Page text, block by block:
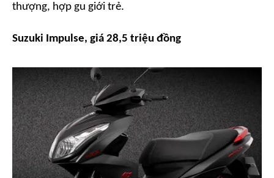
thượng, hợp gu giới trẻ.
Suzuki Impulse, giá 28,5 triệu đồng